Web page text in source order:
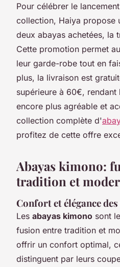
Pour célébrer le
collection, Haiya propose
deux abayas achetées, la
Cette promotion permet
leur garde-robe tout en
plus, la livraison est
supérieure à 60€,
encore plus agréable et
collection complète d'
profitez de cette offre
Abayas kimono:
tradition et
Confort et élégance
Les abayas kimono sont
fusion entre tradition et
offrir un confort optimal,
distinguent par leurs